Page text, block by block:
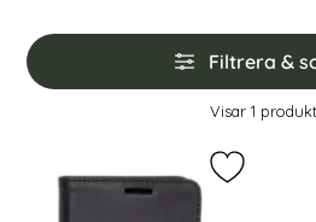
Hoppa
över
filtersektionen
Filtrera &
Filtrera & sortera
Visar 1
Markera